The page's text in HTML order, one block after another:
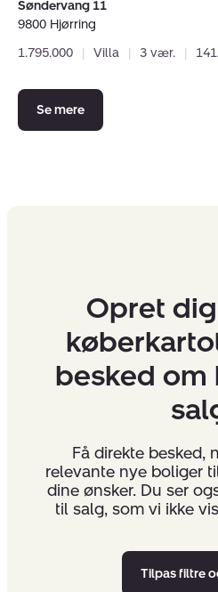
Søndervang 11
9800 Hjørring
1.795.000
| Villa | 3 vær. |
Se mere
Opret
besked
Få direkte besked,
relevante nye boliger
dine ønsker. Du ser
til salg, som vi ikke
Tilpas filtre